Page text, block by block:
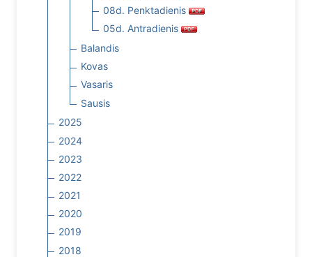
08d. Penktadienis
05d. Antradienis
Balandis
Kovas
Vasaris
Sausis
2025
2024
2023
2022
2021
2020
2019
2018